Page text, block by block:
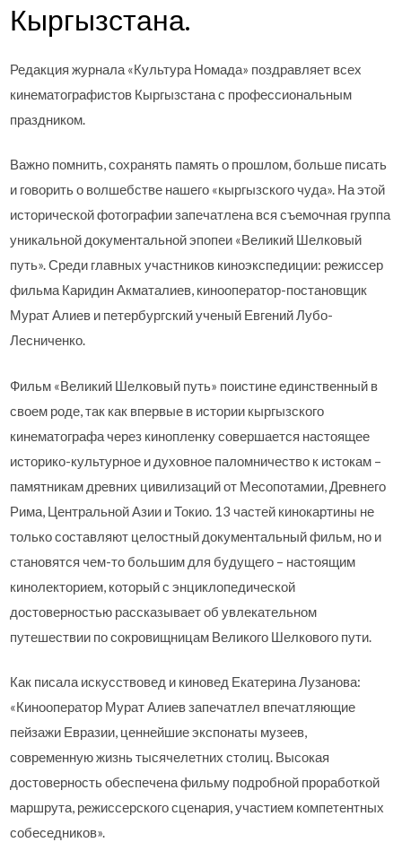
Кыргызстана.
Редакция журнала «Культура Номада» поздравляет всех
кинематографистов Кыргызстана с профессиональным
праздником.
Важно помнить, сохранять память о прошлом, больше писать
и говорить о волшебстве нашего «кыргызского чуда». На этой
исторической фотографии запечатлена вся съемочная группа
уникальной документальной эпопеи «Великий Шелковый
путь». Среди главных участников киноэкспедиции: режиссер
фильма Каридин Акматалиев, кинооператор-постановщик
Мурат Алиев и петербургский ученый Евгений Лубо-
Лесниченко.
Фильм «Великий Шелковый путь» поистине единственный в
своем роде, так как впервые в истории кыргызского
кинематографа через кинопленку совершается настоящее
историко-культурное и духовное паломничество к истокам –
памятникам древних цивилизаций от Месопотамии, Древнего
Рима, Центральной Азии и Токио. 13 частей кинокартины не
только составляют целостный документальный фильм, но и
становятся чем-то большим для будущего – настоящим
кинолекторием, который с энциклопедической
достоверностью рассказывает об увлекательном
путешествии по сокровищницам Великого Шелкового пути.
Как писала искусствовед и киновед Екатерина Лузанова:
«Кинооператор Мурат Алиев запечатлел впечатляющие
пейзажи Евразии, ценнейшие экспонаты музеев,
современную жизнь тысячелетних столиц. Высокая
достоверность обеспечена фильму подробной проработкой
маршрута, режиссерского сценария, участием компетентных
собеседников».